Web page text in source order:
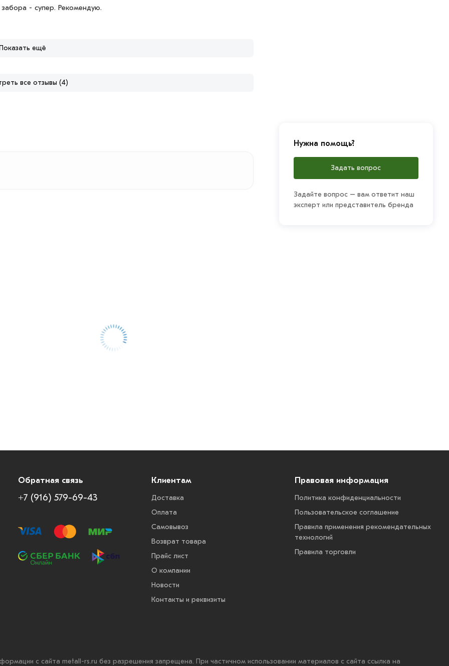
- супер. Рекомендую.
ещё
все отзывы (4)
Нужна помощь?
Задать вопрос
Задайте вопрос – вам ответит наш
эксперт или представитель бренда
Обратная связь
+7 (916) 579-69-43
Клиентам
Доставка
Оплата
Самовывоз
Возврат товара
Прайс лист
О компании
Новости
Контакты и реквизиты
Правовая информация
Политика конфиденциальности
Пользовательское соглашение
Правила применения рекомендательных
технологий
Правила торговли
с сайта metall-rs.ru без разрешения запрещена. При частичном использовании материалов с сайта ссылка на